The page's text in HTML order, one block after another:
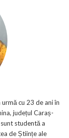
cu 23 de ani în
județul Caraș-
studentă a
de Științe ale